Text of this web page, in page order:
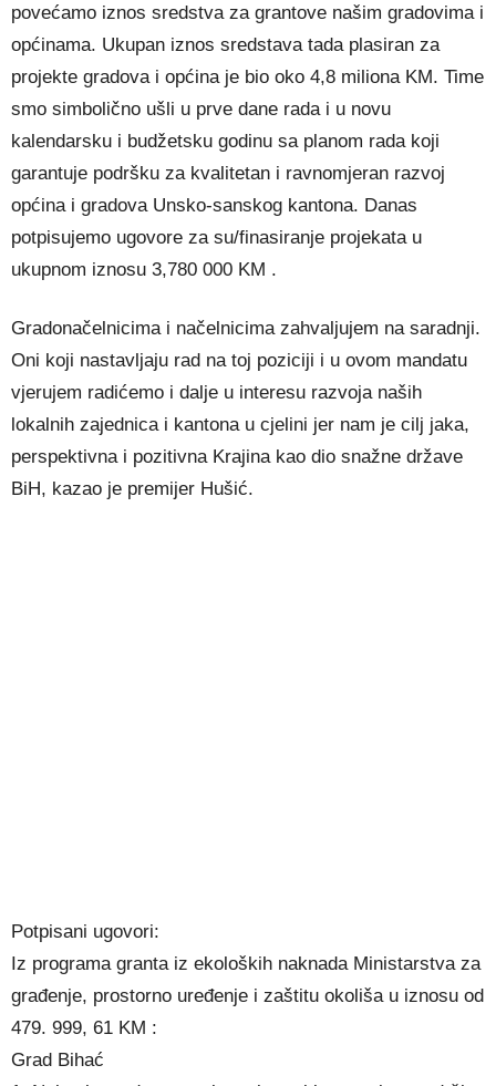
povećamo iznos sredstva za grantove našim gradovima i
općinama. Ukupan iznos sredstava tada plasiran za
projekte gradova i općina je bio oko 4,8 miliona KM. Time
smo simbolično ušli u prve dane rada i u novu
kalendarsku i budžetsku godinu sa planom rada koji
garantuje podršku za kvalitetan i ravnomjeran razvoj
općina i gradova Unsko-sanskog kantona. Danas
potpisujemo ugovore za su/finasiranje projekata u
ukupnom iznosu 3,780 000 KM .
Gradonačelnicima i načelnicima zahvaljujem na saradnji.
Oni koji nastavljaju rad na toj poziciji i u ovom mandatu
vjerujem radićemo i dalje u interesu razvoja naših
lokalnih zajednica i kantona u cjelini jer nam je cilj jaka,
perspektivna i pozitivna Krajina kao dio snažne države
BiH, kazao je premijer Hušić.
Potpisani ugovori:
Iz programa granta iz ekoloških naknada Ministarstva za
građenje, prostorno uređenje i zaštitu okoliša u iznosu od
479. 999, 61 KM :
Grad Bihać